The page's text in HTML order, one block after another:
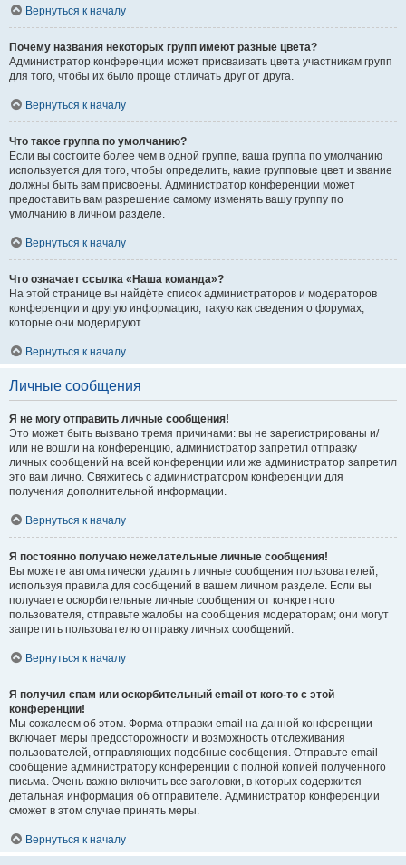
Вернуться к началу
Почему названия некоторых групп имеют разные цвета?
Администратор конференции может присваивать цвета участникам групп
для того, чтобы их было проще отличать друг от друга.
Вернуться к началу
Что такое группа по умолчанию?
Если вы состоите более чем в одной группе, ваша группа по умолчанию
используется для того, чтобы определить, какие групповые цвет и звание
должны быть вам присвоены. Администратор конференции может
предоставить вам разрешение самому изменять вашу группу по
умолчанию в личном разделе.
Вернуться к началу
Что означает ссылка «Наша команда»?
На этой странице вы найдёте список администраторов и модераторов
конференции и другую информацию, такую как сведения о форумах,
которые они модерируют.
Вернуться к началу
Личные сообщения
Я не могу отправить личные сообщения!
Это может быть вызвано тремя причинами: вы не зарегистрированы и/
или не вошли на конференцию, администратор запретил отправку
личных сообщений на всей конференции или же администратор запретил
это вам лично. Свяжитесь с администратором конференции для
получения дополнительной информации.
Вернуться к началу
Я постоянно получаю нежелательные личные сообщения!
Вы можете автоматически удалять личные сообщения пользователей,
используя правила для сообщений в вашем личном разделе. Если вы
получаете оскорбительные личные сообщения от конкретного
пользователя, отправьте жалобы на сообщения модераторам; они могут
запретить пользователю отправку личных сообщений.
Вернуться к началу
Я получил спам или оскорбительный email от кого-то с этой
конференции!
Мы сожалеем об этом. Форма отправки email на данной конференции
включает меры предосторожности и возможность отслеживания
пользователей, отправляющих подобные сообщения. Отправьте email-
сообщение администратору конференции с полной копией полученного
письма. Очень важно включить все заголовки, в которых содержится
детальная информация об отправителе. Администратор конференции
сможет в этом случае принять меры.
Вернуться к началу